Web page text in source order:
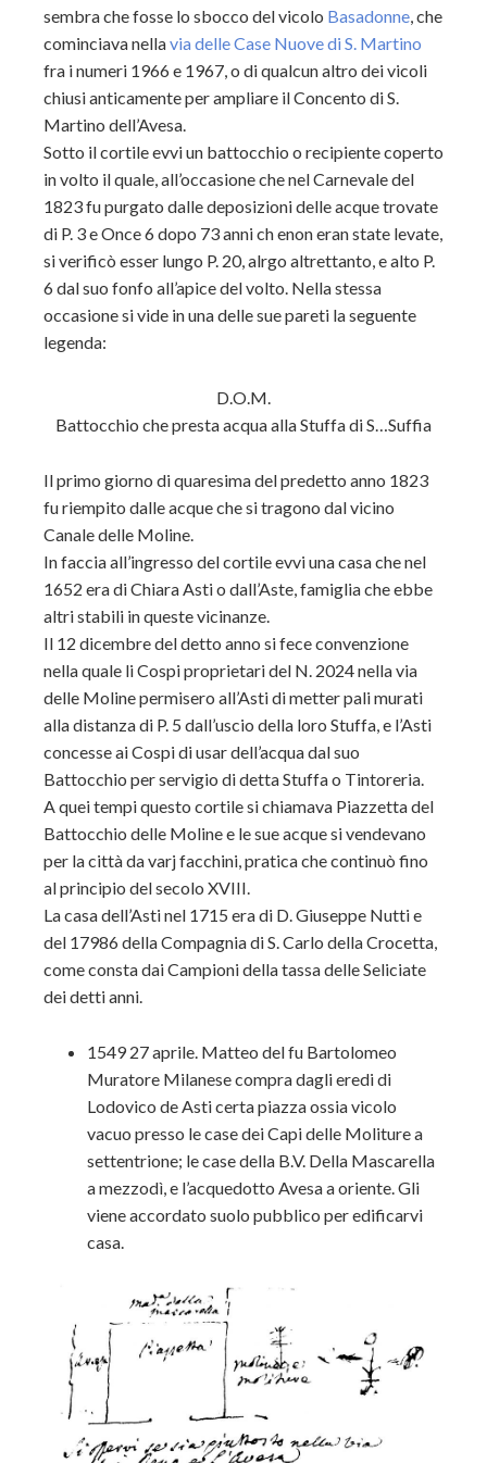
sembra che fosse lo sbocco del vicolo Basadonne, che
cominciava nellavia delle Case Nuove di S. Martino
fra i numeri 1966 e 1967, o di qualcun altro dei vicoli
chiusi anticamente per ampliare il Concento di S.
Martino dell’Avesa.
Sotto il cortile evvi un battocchio o recipiente coperto
in volto il quale, all’occasione che nel Carnevale del
1823 fu purgato dalle deposizioni delle acque trovate
di P. 3 e Once 6 dopo 73 anni ch enon eran state levate,
si verificò esser lungo P. 20, alrgo altrettanto, e alto P.
6 dal suo fonfo all’apice del volto. Nella stessa
occasione si vide in una delle sue pareti la seguente
legenda:
D.O.M.
Battocchio che presta acqua alla Stuffa di S…Suffia
Il primo giorno di quaresima del predetto anno 1823
fu riempito dalle acque che si tragono dal vicino
Canale delle Moline.
In faccia all’ingresso del cortile evvi una casa che nel
1652 era di Chiara Asti o dall’Aste, famiglia che ebbe
altri stabili in queste vicinanze.
Il 12 dicembre del detto anno si fece convenzione
nella quale li Cospi proprietari del N. 2024 nella via
delle Moline permisero all’Asti di metter pali murati
alla distanza di P. 5 dall’uscio della loro Stuffa, e l’Asti
concesse ai Cospi di usar dell’acqua dal suo
Battocchio per servigio di detta Stuffa o Tintoreria.
A quei tempi questo cortile si chiamava Piazzetta del
Battocchio delle Moline e le sue acque si vendevano
per la città da varj facchini, pratica che continuò fino
al principio del secolo XVIII.
La casa dell’Asti nel 1715 era di D. Giuseppe Nutti e
del 17986 della Compagnia di S. Carlo della Crocetta,
come consta dai Campioni della tassa delle Seliciate
dei detti anni.
1549 27 aprile. Matteo del fu Bartolomeo
Muratore Milanese compra dagli eredi di
Lodovico de Asti certa piazza ossia vicolo
vacuo presso le case dei Capi delle Moliture a
settentrione; le case della B.V. Della Mascarella
a mezzodì, e l’acquedotto Avesa a oriente. Gli
viene accordato suolo pubblico per edificarvi
casa.